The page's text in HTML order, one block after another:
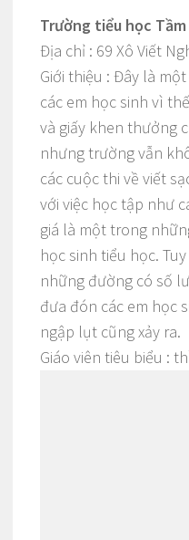
Trường tiểu học Tầm
Địa chỉ : 69 Xô Viết
Giới thiệu : Đây là
các em học sinh vì
và giấy khen thưởng
nhưng trường vẫn
các cuộc thi về viết
với việc học tập như
giá là một trong
học sinh tiểu học.
những đường có số
đưa đón các em học
ngập lụt cũng xảy ra.
Giáo viên tiêu biểu :